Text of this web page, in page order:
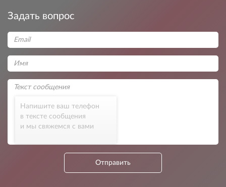
Задать вопрос
Напишите ваш телефон
в тексте сообщения
и мы свяжемся с вами
Отправить